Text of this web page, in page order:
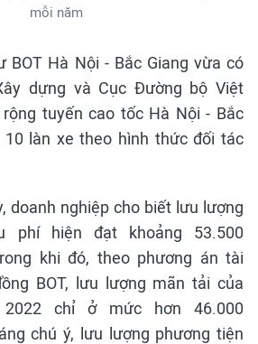
mỗi năm
BOT Hà Nội - Bắc Giang vừa có
dựng và Cục Đường bộ Việt
tuyến cao tốc Hà Nội - Bắc
10 làn xe theo hình thức đối tác
doanh nghiệp cho biết lưu lượng
phí hiện đạt khoảng 53.500
khi đó, theo phương án tài
BOT, lưu lượng mãn tải của
chỉ ở mức hơn 46.000
chú ý, lưu lượng phương tiện